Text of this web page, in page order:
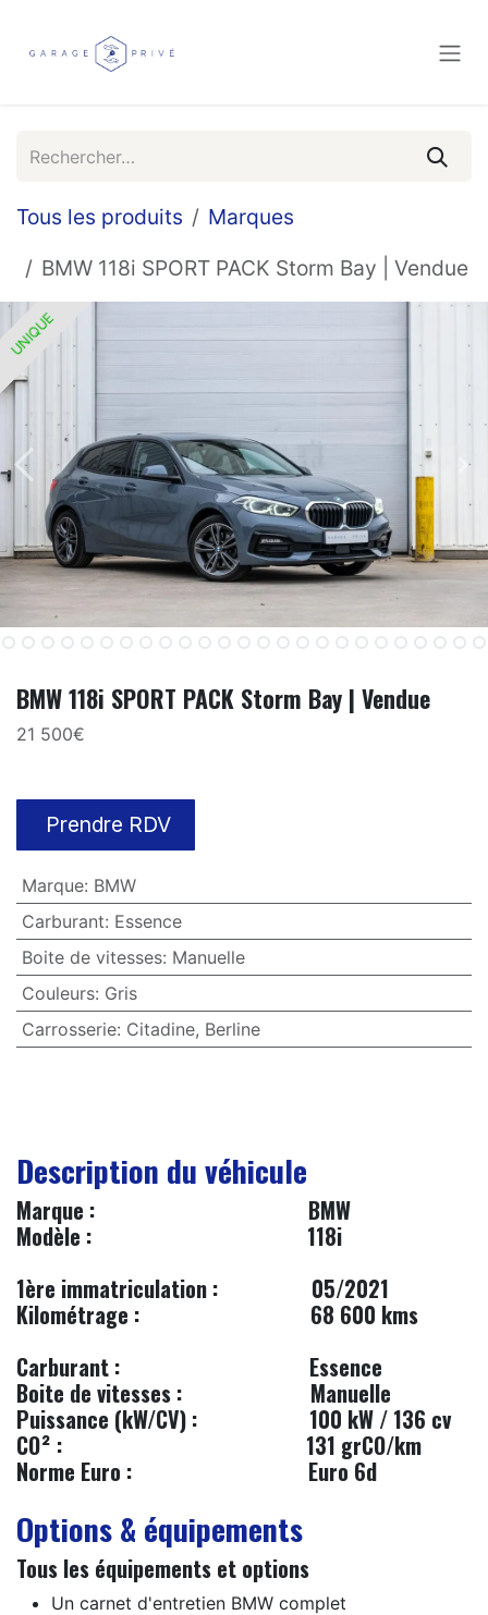
Tous les produits
Marques
BMW 118i SPORT PACK Storm Bay | Vendue
UNIQUE
UNIQUE
BMW 118i SPORT PACK Storm Bay | Vendue
21 500€
Prendre RDV
Marque: BMW
Carburant: Essence
Boite de vitesses: Manuelle
Couleurs: Gris
Carrosserie: Citadine, Berline
Description du véhicule
Marque :
​BMW
Modèle :
​118i
1ère immatriculation :
​05/2021
Kilométrage :
​68 600 kms
Carburant :
​​Essence
Boite de vitesses :
​Manuelle
Puissance (kW/CV) :
​100 kW / 136 cv
CO² :
​131 grCO/km
Norme Euro :
​Euro 6d
Options & équipements
Tous les équipements et options
Un carnet d'entretien BMW complet